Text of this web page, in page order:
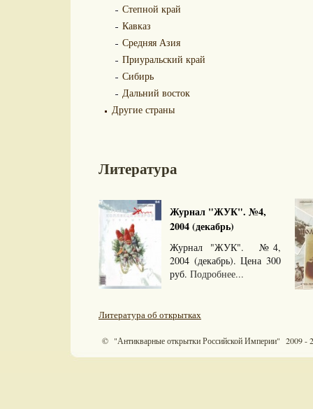
Степной край
Кавказ
Средняя Азия
Приуральский край
Сибирь
Дальний восток
Другие страны
Литература
Журнал "ЖУК". №4,
2004 (декабрь)
Журнал "ЖУК". №4,
2004 (декабрь). Цена 300
руб. Подробнее...
Литература об открытках
© "Антикварные открытки Российской Империи" 2009 -